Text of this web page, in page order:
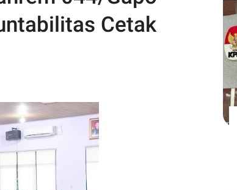
Cetak